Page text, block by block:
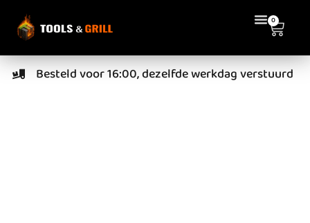
0
Besteld voor 16:00, dezelfde werkdag verstuurd